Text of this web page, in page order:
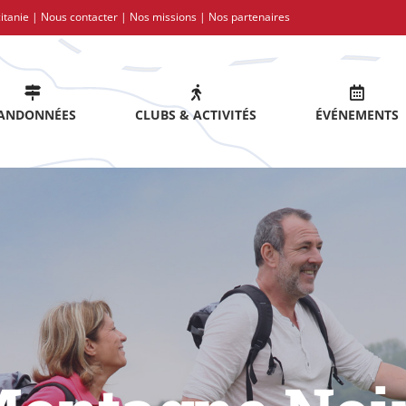
| Nous contacter | Nos missions | Nos partenaires
CLUBS & ACTIVITÉS ÉVÉNEMENTS